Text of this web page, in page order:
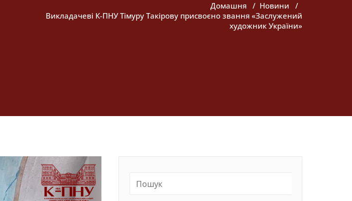
Домашня / Новини /
Викладачеві К-ПНУ Тімуру Такірову присвоєно звання «Заслужений
художник України»